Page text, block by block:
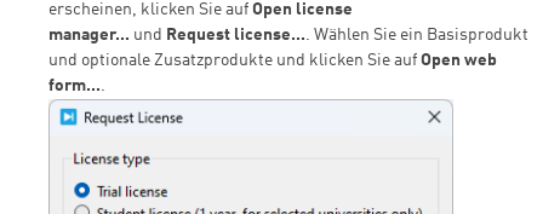
erscheinen, klicken Sie auf Open license
manager... und Request license.... Wählen Sie ein Basisprodukt
und optionale Zusatzprodukte und klicken Sie auf Open web
form....